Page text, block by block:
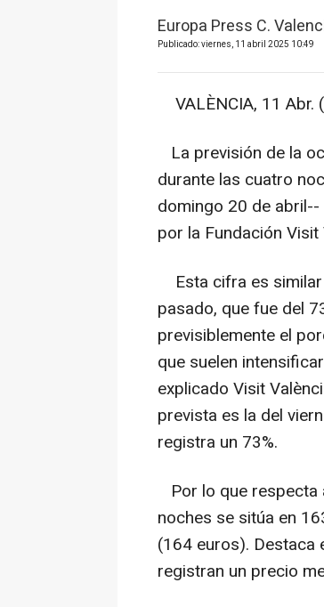
Europa Press C.
Publicado: viernes, 11 abril 2025 10:49
VALÈNCIA, 11 Abr.
La previsión de la
durante las cuatro
domingo 20 de
por la Fundación Visit
Esta cifra es
pasado, que fue del
previsiblemente el
que suelen
explicado Visit
prevista es la del
registra un 73%.
Por lo que respecta
noches se sitúa en
(164 euros). Destaca
registran un precio